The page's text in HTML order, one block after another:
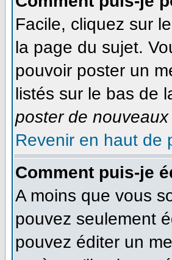
Facile, cliquez sur
la page du sujet.
pouvoir poster un
listés sur le bas de
poster de
Revenir en haut de
Comment puis-je
A moins que vous
pouvez seulement
pouvez éditer un